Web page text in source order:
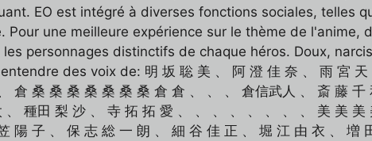
EO est intégré à diverses fonctions sociales, telles
Pour une meilleure expérience sur le thème de
personnages distinctifs de chaque héros. Doux,
des voix de: 明 坂 聡 美 、 阿 澄 佳 奈 、 雨 宮 天
倉 桑 桑 桑 桑 桑 桑 桑 倉 倉 、 、 、 倉信武人 、 斎 藤
種田 梨 沙 、 寺 拓 拓 愛 、 、 、 、 、 、 、 、 美 美
陽 子 、 保 志 総 一 朗 、 細 谷 佳 正 、 堀 江 由 衣 、 増